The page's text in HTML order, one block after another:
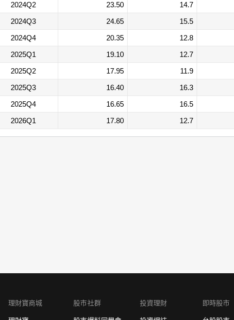
2024Q2
23.50 14.7
2024Q3
24.65 15.5
2024Q4
20.35 12.8
2025Q1
19.10 12.7
2025Q2
17.95 11.9
2025Q3
16.40 16.3
2025Q4
16.65 16.5
2026Q1
17.80 12.7
理財寶商城 股市社群 投資理財 即時股市